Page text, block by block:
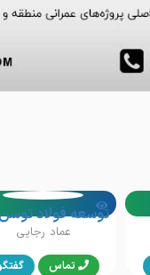
عماد رجایی
تماس